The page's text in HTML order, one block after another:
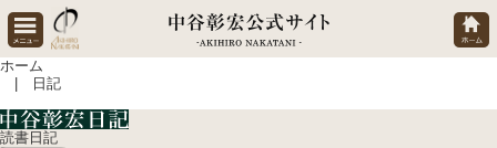
ホーム
| 日記
読書日記